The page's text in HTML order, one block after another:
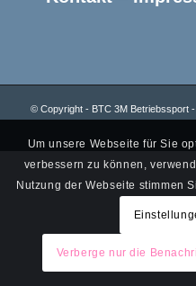
© Copyright - BTC 3M Betriebssport
Um unsere Webseite für Sie
verbessern zu können,
Nutzung der Webseite stimmen
Verberge nur die